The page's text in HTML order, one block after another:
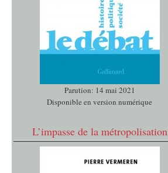
Parution: 14 mai 2021
Disponible en version numérique
L’impasse de la métropolisation